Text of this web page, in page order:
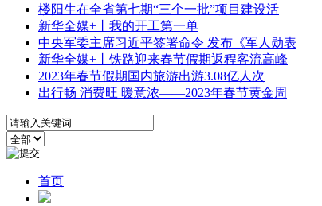
楼阳生在全省第七期“三个一批”项目建设活
新华全媒+丨我的开工第一单
中央军委主席习近平签署命令 发布《军人勋表
新华全媒+丨铁路迎来春节假期返程客流高峰
2023年春节假期国内旅游出游3.08亿人次
出行畅 消费旺 暖意浓——2023年春节黄金周
首页